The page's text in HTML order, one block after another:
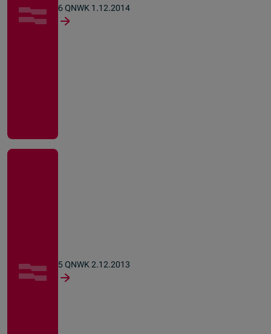
6 QNWK 1.12.2014
5 QNWK 2.12.2013